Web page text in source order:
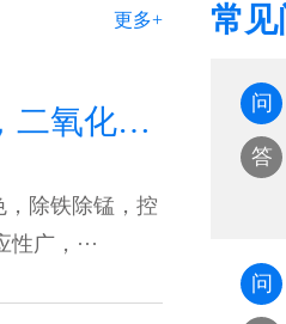
更多+
二氧化氯的作用与功效，二氧化氯的作用与功效百科
除铁除锰，控
广，···
常
问
答
问